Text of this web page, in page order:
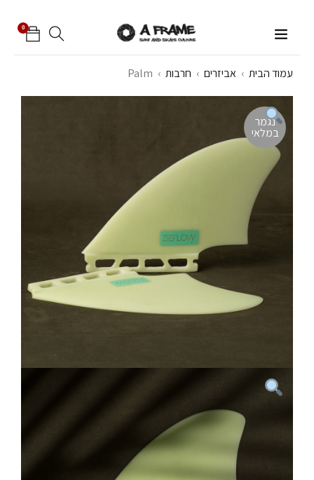
0
עמוד הבית › אביזרים › חרבות ›
Palm
נגמר
במלאי